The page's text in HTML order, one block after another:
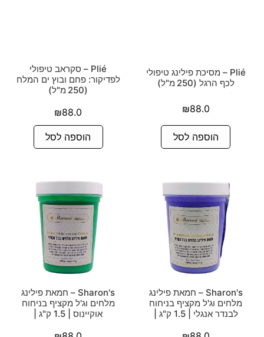
Plié – מסיכת פילינג טיפולי
לכף הרגל (250 מ"ל)
₪88.0
הוספה לסל
Plié – סקראב טיפולי
לפדיקור: פחם ובוץ ים המלח
(250 מ"ל)
₪88.0
הוספה לסל
Sharon's – חמאת פילינג
מלחים וג'ל מקציף בניחוח
לבנדר אנגלי | 1.5 ק"ג |
Sharon's – חמאת פילינג
מלחים וג'ל מקציף בניחוח
אוקיינוס | 1.5 ק"ג |